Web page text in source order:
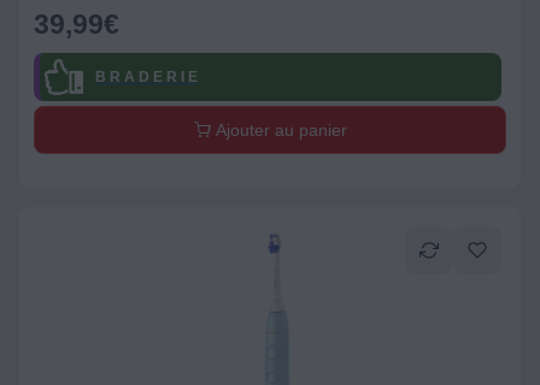
39,99€
B R A D E R I E
Ajouter au panier